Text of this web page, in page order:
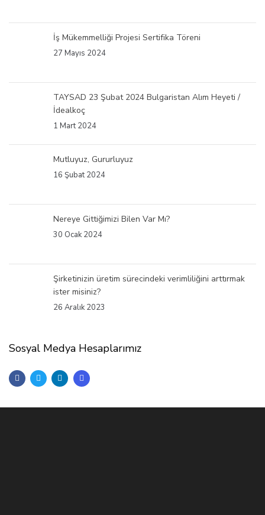
İş Mükemmelliği Projesi Sertifika Töreni
27 Mayıs 2024
TAYSAD 23 Şubat 2024 Bulgaristan Alım Heyeti /
İdealkoç
1 Mart 2024
Mutluyuz, Gururluyuz
16 Şubat 2024
Nereye Gittiğimizi Bilen Var Mı?
30 Ocak 2024
Şirketinizin üretim sürecindeki verimliliğini arttırmak
ister misiniz?
26 Aralık 2023
Sosyal Medya Hesaplarımız